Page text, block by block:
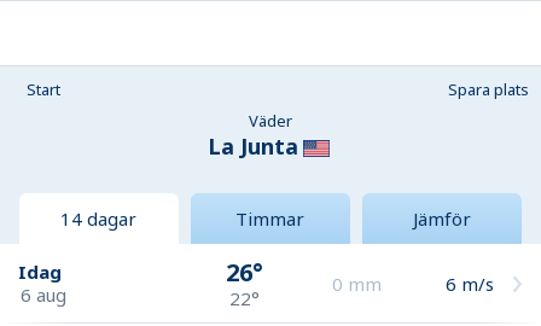
Start
Spara plats
Väder
La Junta
14 dagar Timmar Jämför
Idag
6 aug
26°
22°
0 mm 6 m/s